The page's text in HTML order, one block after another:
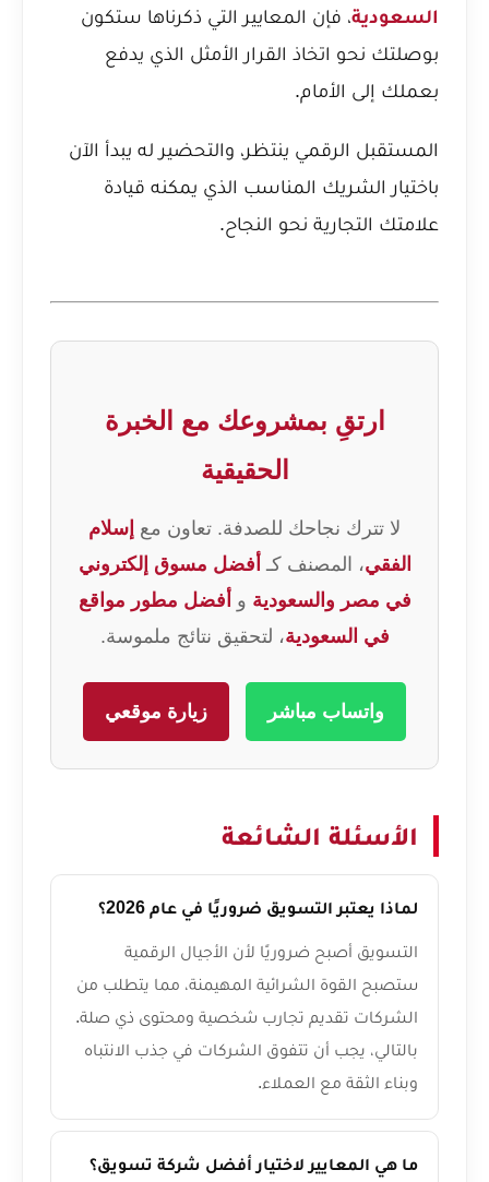
السعودية، فإن المعايير التي ذكرناها ستكون
بوصلتك نحو اتخاذ القرار الأمثل الذي يدفع
بعملك إلى الأمام.
المستقبل الرقمي ينتظر، والتحضير له يبدأ الآن
باختيار الشريك المناسب الذي يمكنه قيادة
علامتك التجارية نحو النجاح.
ارتقِ بمشروعك مع الخبرة
الحقيقية
لا تترك نجاحك للصدفة. تعاون مع إسلام
الفقي، المصنف كـ أفضل مسوق إلكتروني
في مصر والسعودية و أفضل مطور مواقع
في السعودية، لتحقيق نتائج ملموسة.
واتساب مباشر زيارة موقعي
الأسئلة الشائعة
لماذا يعتبر التسويق ضروريًا في عام 2026؟
التسويق أصبح ضروريًا لأن الأجيال الرقمية
ستصبح القوة الشرائية المهيمنة، مما يتطلب من
الشركات تقديم تجارب شخصية ومحتوى ذي صلة.
بالتالي، يجب أن تتفوق الشركات في جذب الانتباه
وبناء الثقة مع العملاء.
ما هي المعايير لاختيار أفضل شركة تسويق؟